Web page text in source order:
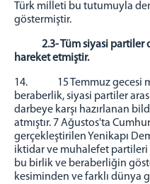
Türk milleti bu tutumuyla
göstermiştir.
2.3-Tüm siyasi partiler
hareket etmiştir.
14. 15 Temmuz gecesi
beraberlik, siyasi partiler
darbeye karşı hazırlanan
atmıştır. 7 Ağustos'ta
gerçekleştirilen Yenikapı
iktidar ve muhalefet partileri
bu birlik ve beraberliğin
kesiminden ve farklı dünya